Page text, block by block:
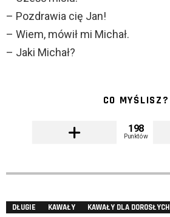
– Pozdrawia cię Jan!
– Wiem, mówił mi Michał.
– Jaki Michał?
CO MYŚLISZ?
198
Punktów
DŁUGIE KAWAŁY KAWAŁY DLA DOROSŁYCH